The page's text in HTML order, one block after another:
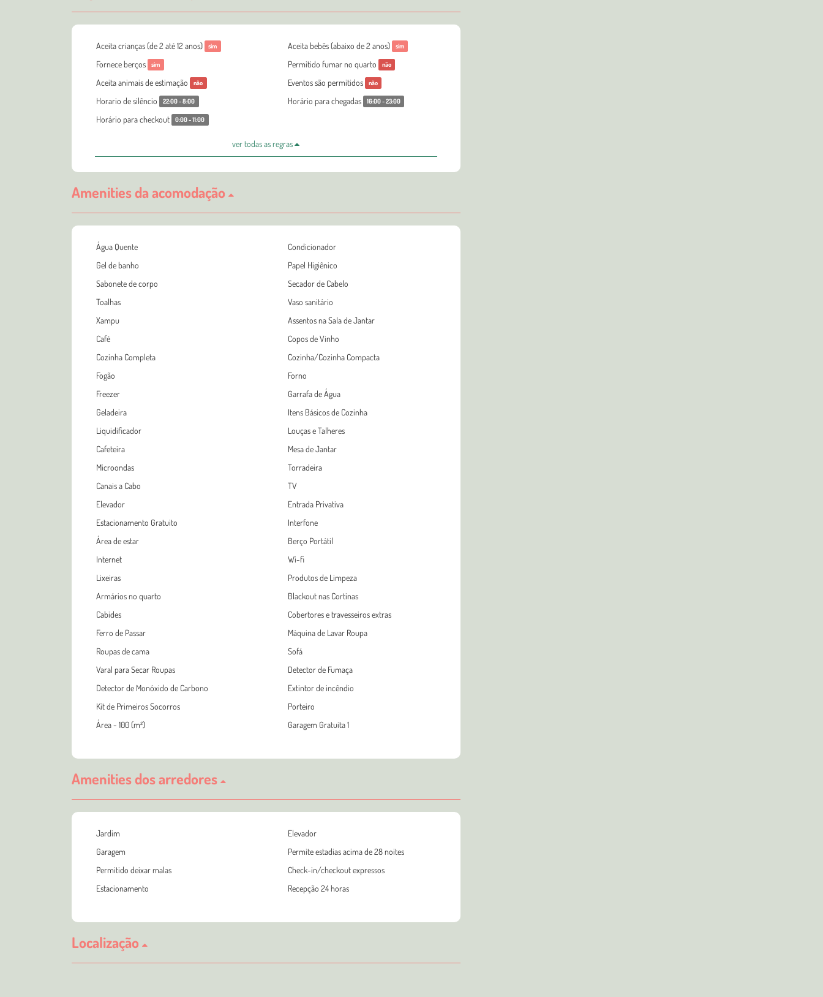
Aceita crianças (de 2 até 12 anos) sim Aceita bebês (abaixo de 2 anos) sim
Fornece berços sim Permitido fumar no quarto não
Aceita animais de estimação não Eventos são permitidos não
Horario de silêncio 22:00 - 8:00 Horário para chegadas 16:00 - 23:00
Horário para checkout 0:00 - 11:00
ver todas as regras
Amenities da acomodação
Água Quente
Condicionador
Gel de banho
Papel Higiênico
Sabonete de corpo
Secador de Cabelo
Toalhas
Vaso sanitário
Xampu
Assentos na Sala de Jantar
Café
Copos de Vinho
Cozinha Completa
Cozinha/Cozinha Compacta
Fogão
Forno
Freezer
Garrafa de Água
Geladeira
Itens Básicos de Cozinha
Liquidificador
Louças e Talheres
Cafeteira
Mesa de Jantar
Microondas
Torradeira
Canais a Cabo
TV
Elevador
Entrada Privativa
Estacionamento Gratuito
Interfone
Área de estar
Berço Portátil
Internet
Wi-fi
Lixeiras
Produtos de Limpeza
Armários no quarto
Blackout nas Cortinas
Cabides
Cobertores e travesseiros extras
Ferro de Passar
Máquina de Lavar Roupa
Roupas de cama
Sofá
Varal para Secar Roupas
Detector de Fumaça
Detector de Monóxido de Carbono
Extintor de incêndio
Kit de Primeiros Socorros
Porteiro
Área - 100 (m²)
Garagem Gratuita 1
Amenities dos arredores
Jardim
Elevador
Garagem
Permite estadias acima de 28 noites
Permitido deixar malas
Check-in/checkout expressos
Estacionamento
Recepção 24 horas
Localização